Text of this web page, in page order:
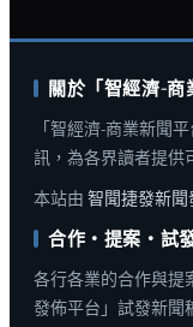
關於「智經濟-商
「智經濟-商業新聞
訊，為各界讀者提供
本站由 智聞捷發新聞
合作・提案・試
各行各業的合作與提
發佈平台」試發新聞